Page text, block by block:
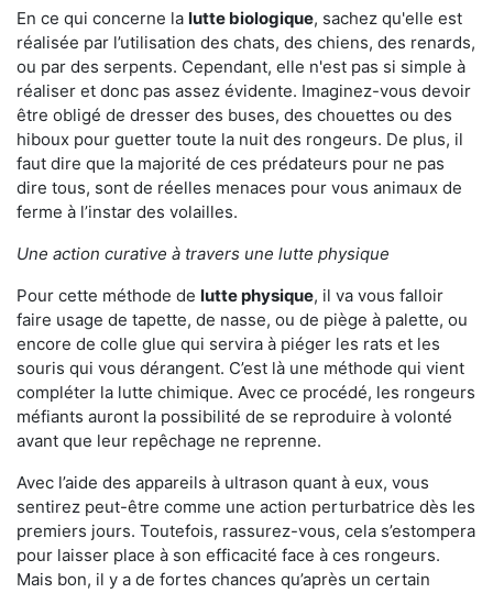
En ce qui concerne la lutte biologique, sachez qu'elle est
réalisée par l’utilisation des chats, des chiens, des renards,
ou par des serpents. Cependant, elle n'est pas si simple à
réaliser et donc pas assez évidente. Imaginez-vous devoir
être obligé de dresser des buses, des chouettes ou des
hiboux pour guetter toute la nuit des rongeurs. De plus, il
faut dire que la majorité de ces prédateurs pour ne pas
dire tous, sont de réelles menaces pour vous animaux de
ferme à l’instar des volailles.
Une action curative à travers une lutte physique
Pour cette méthode de lutte physique, il va vous falloir
faire usage de tapette, de nasse, ou de piège à palette, ou
encore de colle glue qui servira à piéger les rats et les
souris qui vous dérangent. C’est là une méthode qui vient
compléter la lutte chimique. Avec ce procédé, les rongeurs
méfiants auront la possibilité de se reproduire à volonté
avant que leur repêchage ne reprenne.
Avec l’aide des appareils à ultrason quant à eux, vous
sentirez peut-être comme une action perturbatrice dès les
premiers jours. Toutefois, rassurez-vous, cela s’estompera
pour laisser place à son efficacité face à ces rongeurs.
Mais bon, il y a de fortes chances qu’après un certain